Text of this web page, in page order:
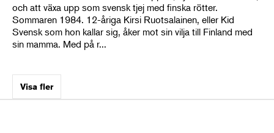
och att växa upp som svensk tjej med finska rötter.
Sommaren 1984. 12-åriga Kirsi Ruotsalainen, eller Kid
Svensk som hon kallar sig, åker mot sin vilja till Finland med
sin mamma. Med på r...
Visa fler